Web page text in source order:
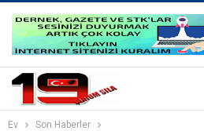
Ev Son Haberler